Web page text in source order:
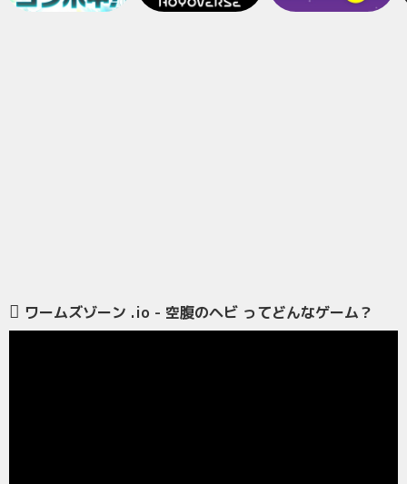
ワームズゾーン .io - 空腹のヘビ ってどんなゲーム？